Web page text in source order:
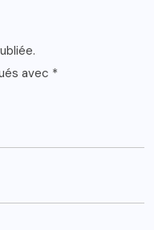
avec *